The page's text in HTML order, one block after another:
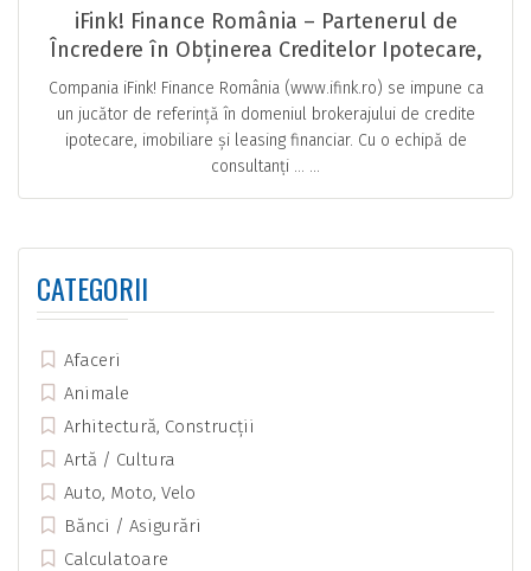
iFink! Finance România – Partenerul de
Încredere în Obținerea Creditelor Ipotecare,
Imobiliare și Leasingului Financiar
Compania iFink! Finance România (www.ifink.ro) se impune ca
un jucător de referință în domeniul brokerajului de credite
ipotecare, imobiliare și leasing financiar. Cu o echipă de
consultanți … ...
CATEGORII
Afaceri
Animale
Arhitectură, Construcții
Artă / Cultura
Auto, Moto, Velo
Bănci / Asigurări
Calculatoare